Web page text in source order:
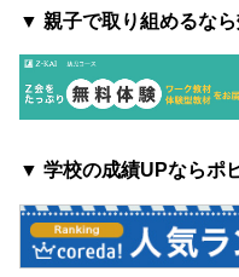
▼ 親子で取り組めるな
▼ 学校の成績UPならポ